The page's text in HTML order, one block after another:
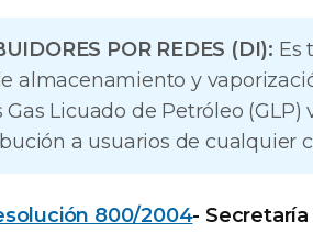
POR REDES (DI): Es
almacenamiento y
Gas Licuado de Petróleo
a usuarios de cualquier
800/2004-